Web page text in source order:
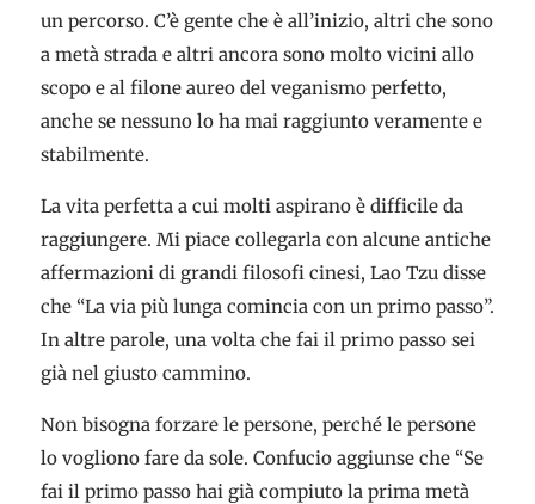
un percorso. C’è gente che è all’inizio, altri che sono
a metà strada e altri ancora sono molto vicini allo
scopo e al filone aureo del veganismo perfetto,
anche se nessuno lo ha mai raggiunto veramente e
stabilmente.
La vita perfetta a cui molti aspirano è difficile da
raggiungere. Mi piace collegarla con alcune antiche
affermazioni di grandi filosofi cinesi, Lao Tzu disse
che “La via più lunga comincia con un primo passo”.
In altre parole, una volta che fai il primo passo sei
già nel giusto cammino.
Non bisogna forzare le persone, perché le persone
lo vogliono fare da sole. Confucio aggiunse che “Se
fai il primo passo hai già compiuto la prima metà